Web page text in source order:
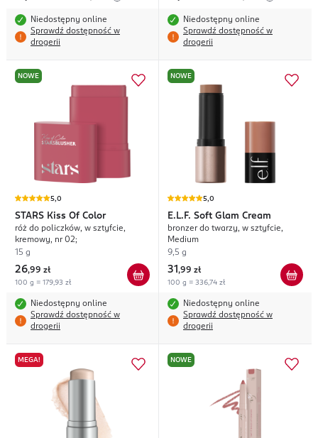
Niedostępny online
Sprawdź dostępność w
drogerii
Niedostępny online
Sprawdź dostępność w
drogerii
NOWE
5,0
STARS Kiss Of Color
róż do policzków, w sztyfcie,
kremowy, nr 02;
15 g
26,99 zł
100 g = 179,93 zł
Niedostępny online
Sprawdź dostępność w
drogerii
NOWE
5,0
E.L.F. Soft Glam Cream
bronzer do twarzy, w sztyfcie,
Medium
9,5 g
31 ,99 zł
100 g = 336,74 zł
Niedostępny online
Sprawdź dostępność w
drogerii
MEGA! NOWE